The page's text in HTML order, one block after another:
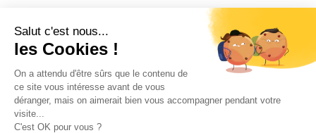
Remise de prix – Awards
Journée Portes Ouvertes (JPO)